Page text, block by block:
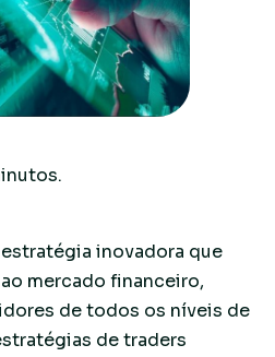
estratégia inovadora que
mercado financeiro,
de todos os níveis de
de traders